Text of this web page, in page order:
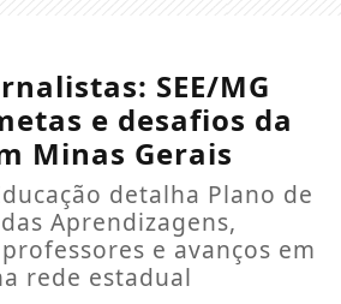
SEE/MG
e desafios da
Minas Gerais
detalha Plano de
Aprendizagens,
e avanços em
rede estadual